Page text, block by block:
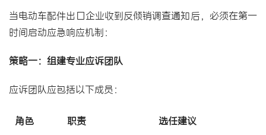
当电动车配件出口企业收到反倾销调查通知后，必须在第一
时间启动应急响应机制：
策略一：组建专业应诉团队
应诉团队应包括以下成员：
角色 职责
选任建议